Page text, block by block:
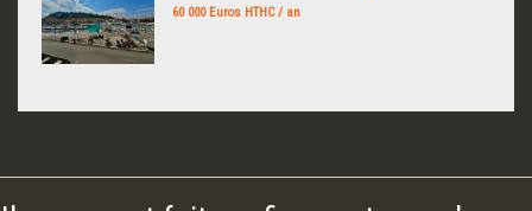
60 000 Euros HTHC / an